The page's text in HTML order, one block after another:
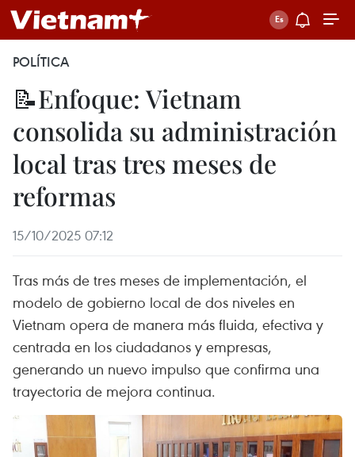
POLÍTICA
📝Enfoque: Vietnam
consolida su administración
local tras tres meses de
reformas
15/10/2025 07:12
Tras más de tres meses de implementación, el
modelo de gobierno local de dos niveles en
Vietnam opera de manera más fluida, efectiva y
centrada en los ciudadanos y empresas,
generando un nuevo impulso que confirma una
trayectoria de mejora continua.